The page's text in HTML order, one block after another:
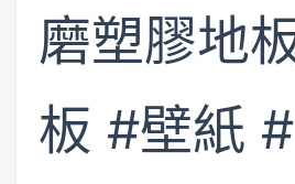
磨塑膠地
板 #壁紙